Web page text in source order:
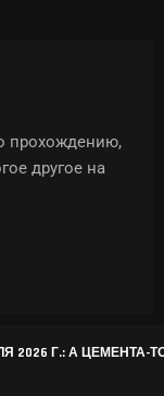
2026 Г.: А ЦЕМЕНТА-
прохождению,
другое на